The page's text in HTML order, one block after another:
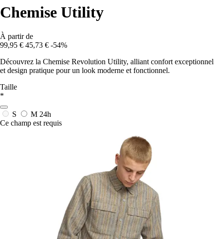
Chemise Utility
À partir de
99,95 € 45,73 € -54%
Découvrez la Chemise Revolution Utility, alliant confort exceptionnel
et design pratique pour un look moderne et fonctionnel.
Taille
*
S M 24h
Ce champ est requis